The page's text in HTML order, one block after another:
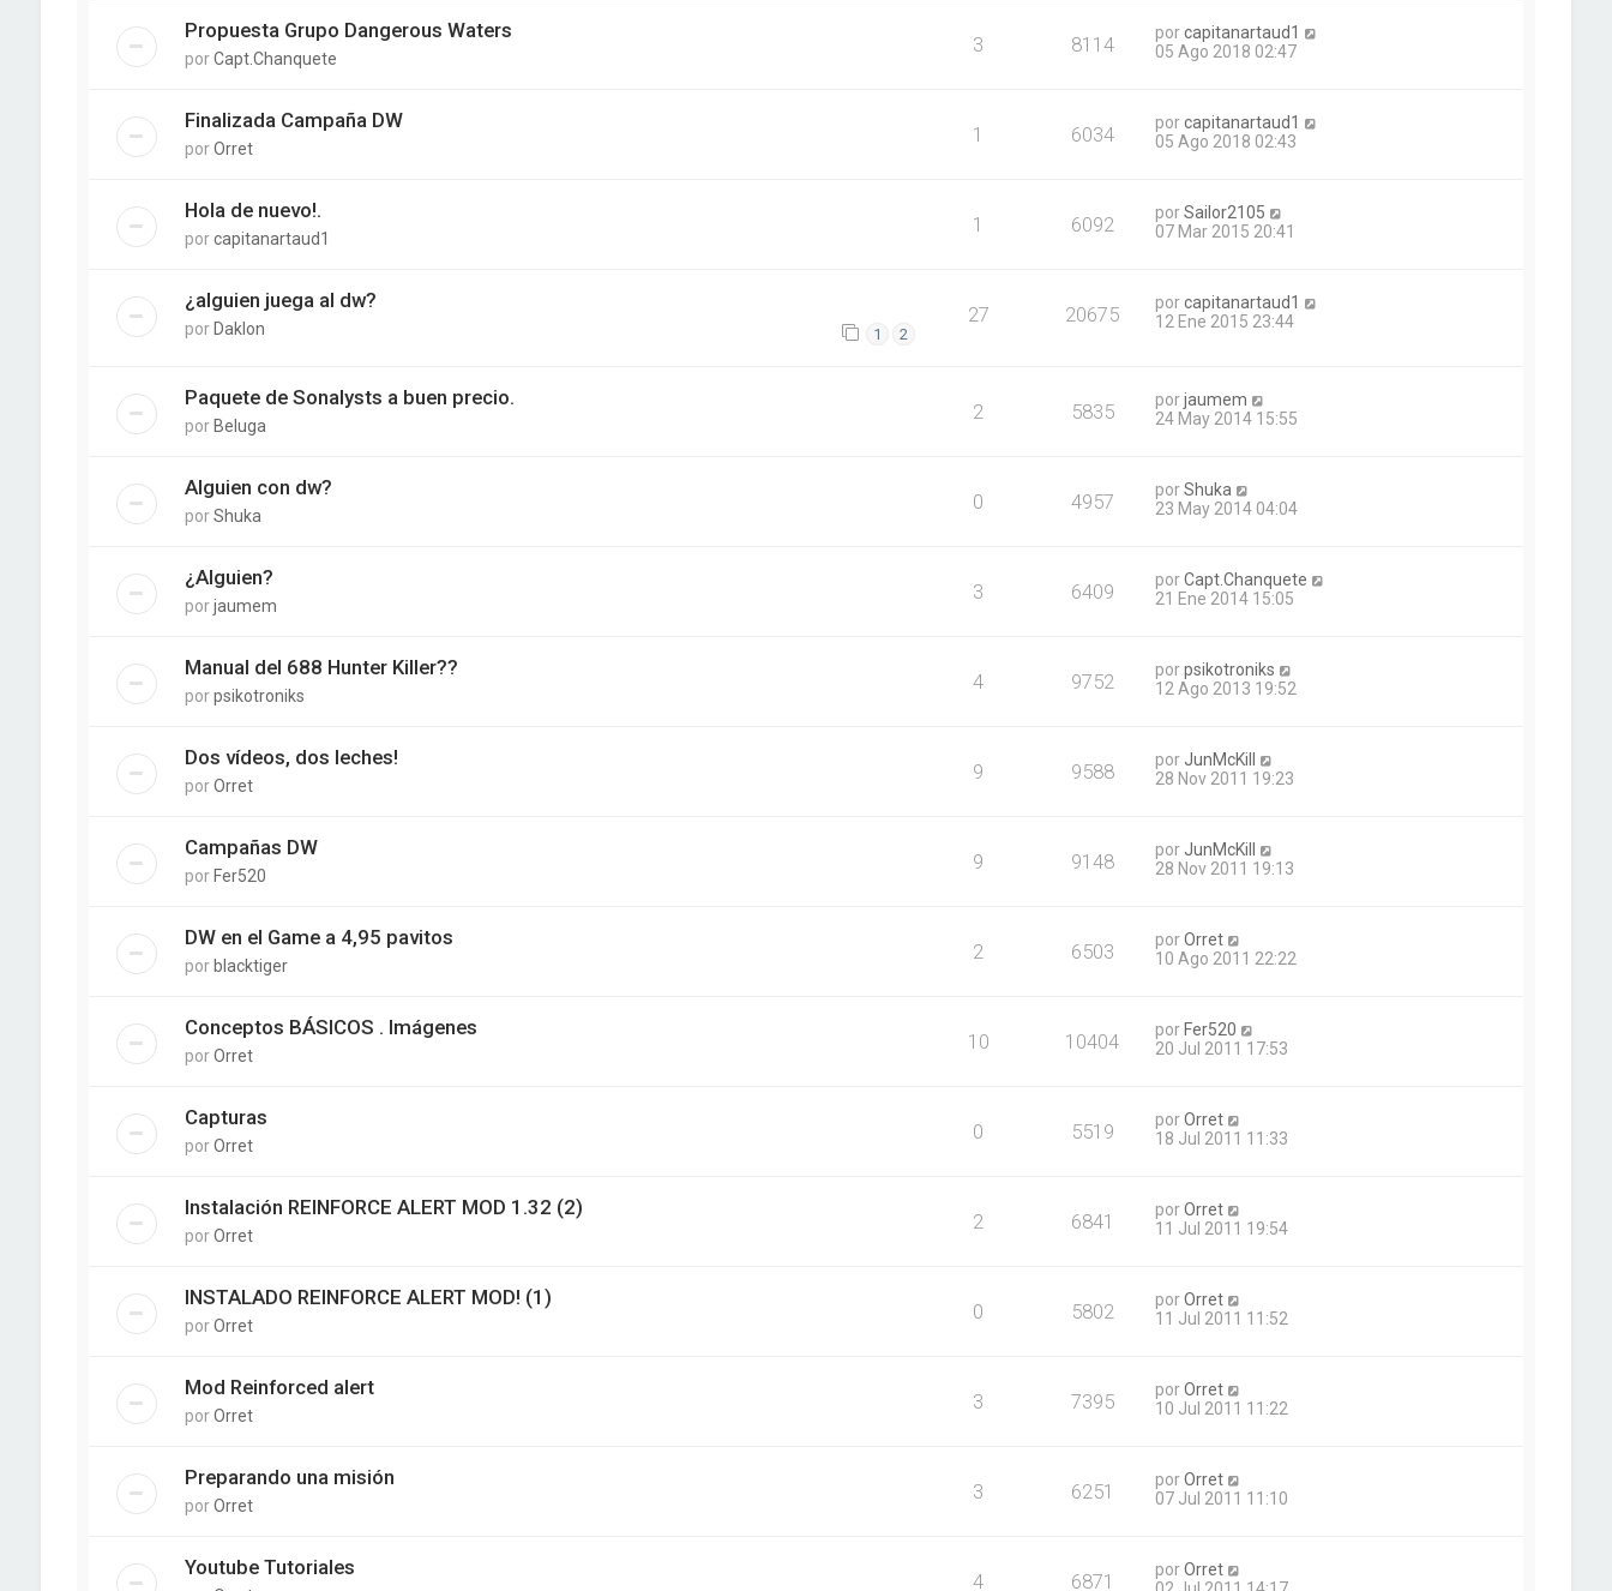
Propuesta Grupo Dangerous Waters
porCapt.Chanquete
3 8114 porcapitanartaud1
05 Ago 2018 02:47
Finalizada Campaña DW
porOrret
1 6034 porcapitanartaud1
05 Ago 2018 02:43
Hola de nuevo!.
porcapitanartaud1
1 6092 porSailor2105
07 Mar 2015 20:41
¿alguien juega al dw?
porDaklon 1 2
27 20675 porcapitanartaud1
12 Ene 2015 23:44
Paquete de Sonalysts a buen precio.
por Beluga
2 5835 porjaumem
24 May 2014 15:55
Alguien con dw?
porShuka
0 4957 porShuka
23 May 2014 04:04
¿Alguien?
porjaumem
3 6409 porCapt.Chanquete
21 Ene 2014 15:05
Manual del 688 Hunter Killer??
porpsikotroniks
4 9752 porpsikotroniks
12 Ago 2013 19:52
Dos vídeos, dos leches!
porOrret
9 9588 por JunMcKill
28 Nov 2011 19:23
Campañas DW
por Fer520
9 9148 por JunMcKill
28 Nov 2011 19:13
DW en el Game a 4,95 pavitos
por blacktiger
2 6503 porOrret
10 Ago 2011 22:22
Conceptos BÁSICOS . Imágenes
porOrret
10 10404 por Fer520
20 Jul 2011 17:53
Capturas
porOrret
0 5519 porOrret
18 Jul 2011 11:33
Instalación REINFORCE ALERT MOD 1.32 (2)
porOrret
2 6841 porOrret
11 Jul 2011 19:54
INSTALADO REINFORCE ALERT MOD! (1)
porOrret
0 5802 porOrret
11 Jul 2011 11:52
Mod Reinforced alert
porOrret
3 7395 porOrret
10 Jul 2011 11:22
Preparando una misión
porOrret
3 6251 porOrret
07 Jul 2011 11:10
Youtube Tutoriales
4 6871 porOrret